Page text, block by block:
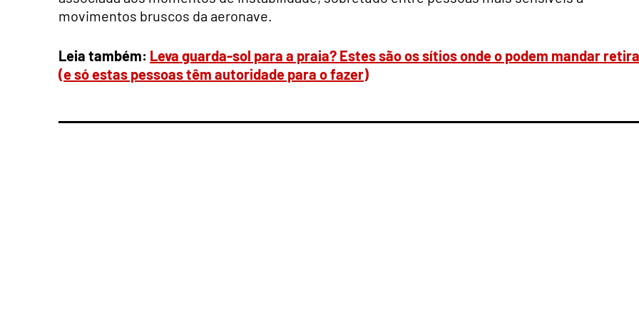
movimentos bruscos da aeronave.
Leia também: Leva guarda-sol para a praia? Estes são os sítios onde o podem mandar
(e só estas pessoas têm autoridade para o fazer)